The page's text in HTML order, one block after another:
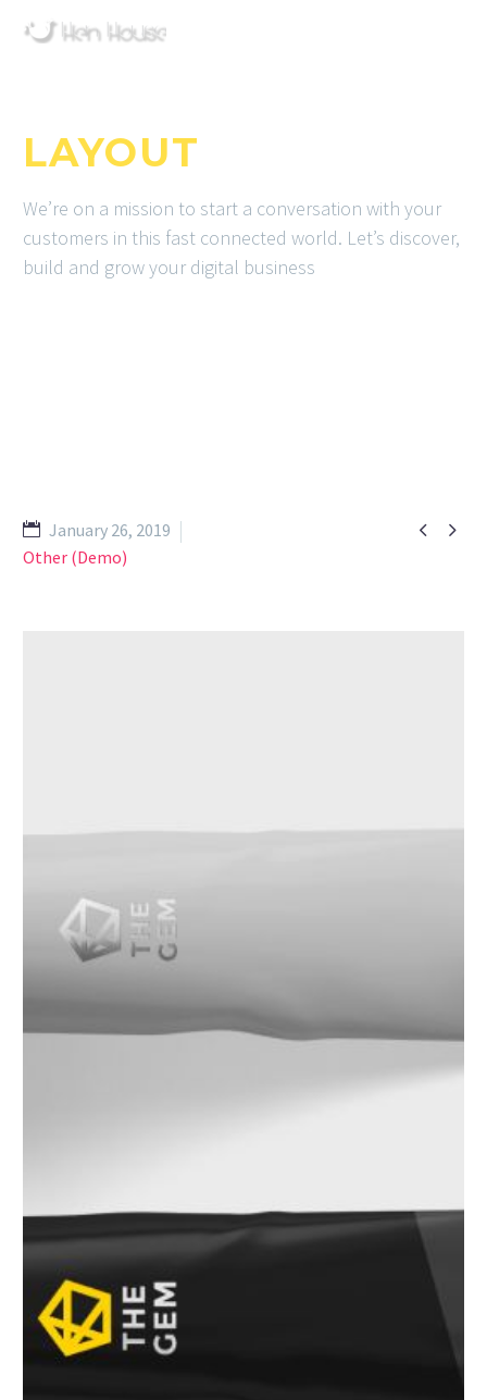
LAYOUT
We’re on a mission to start a conversation with your
customers in this fast connected world. Let’s discover,
build and grow your digital business
 
January 26, 2019
Other (Demo)